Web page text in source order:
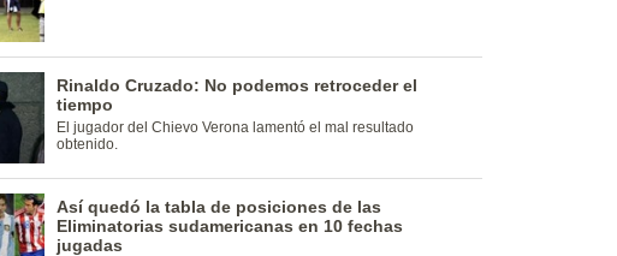
Rinaldo Cruzado: No podemos retroceder el
tiempo
El jugador del Chievo Verona lamentó el mal resultado
obtenido.
Así quedó la tabla de posiciones de las
Eliminatorias sudamericanas en 10 fechas
jugadas